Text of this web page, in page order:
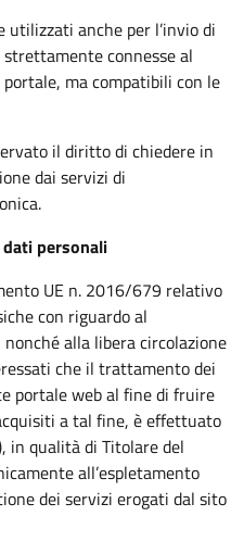
utilizzati anche per l’invio di
connesse al
ma compatibili con le
il diritto di chiedere in
dai servizi di
personali
UE n. 2016/679 relativo
con riguardo al
alla libera circolazione
che il trattamento dei
portale web al fine di fruire
a tal fine, è effettuato
, in qualità di Titolare del
all’espletamento
dei servizi erogati dal sito